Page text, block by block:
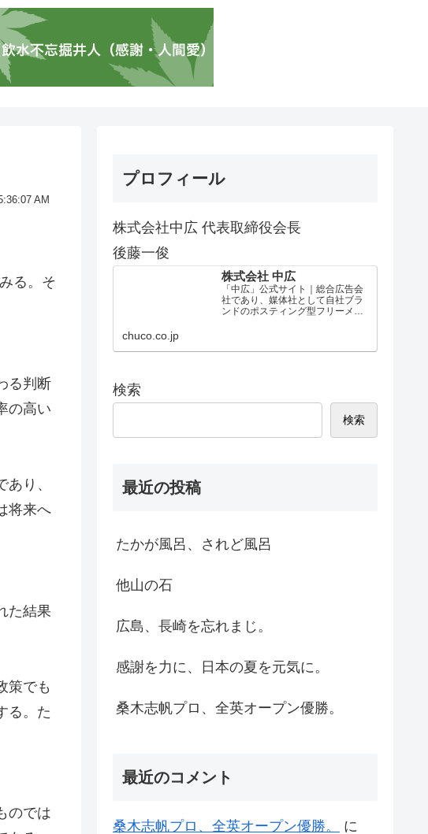
AM
る。そ
る判断
の高い
り、
将来へ
た結果
策でも
る。た
のでは
プロフィール
株式会社中広 代表取締役会長
後藤一俊
株式会社 中広
「中広」公式サイト｜総合広告会
社であり、媒体社として自社ブラ
ンドのポスティング型フリーメデ
chuco.co.jp
検索
検索
最近の投稿
たかが風呂、されど風呂
他山の石
広島、長崎を忘れまじ。
感謝を力に、日本の夏を元気に。
桑木志帆プロ、全英オープン優勝。
最近のコメント
桑木志帆プロ、全英オープン優勝。
に